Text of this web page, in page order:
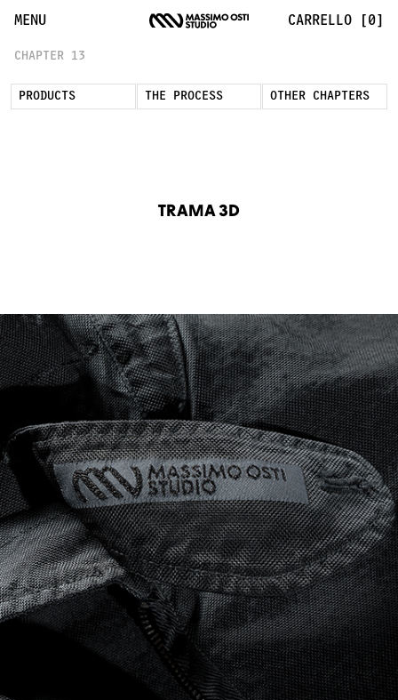
MENU CARRELLO [0]
CHAPTER 13
PRODUCTS THE PROCESS OTHER CHAPTERS
TRAMA 3D
Trama 3D: Ricerca Jacquard e Costruzione 3D | Massimo